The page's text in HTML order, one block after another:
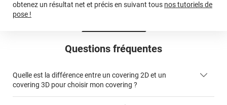
Questions fréquentes
Quelle est la différence entre un covering 2D et un
covering 3D pour choisir mon covering ?
obtenez un résultat net et précis en suivant tous nos tutoriels de
pose !